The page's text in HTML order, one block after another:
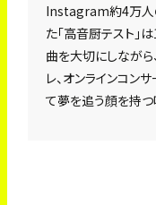
Instagram約4万人
た「高音厨テスト」
曲を大切にしなが
レ、オンラインコン
て夢を追う顔を持つ